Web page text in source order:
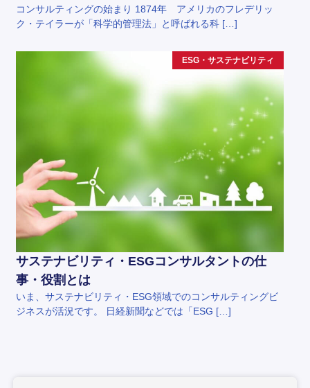
コンサルティングの始まり 1874年 アメリカのフレデリッ
ク・テイラーが「科学的管理法」と呼ばれる科 […]
ESG・サステナビリティ
サステナビリティ・ESGコンサルタントの仕
事・役割とは
いま、サステナビリティ・ESG領域でのコンサルティングビ
ジネスが活況です。 日経新聞などでは「ESG […]